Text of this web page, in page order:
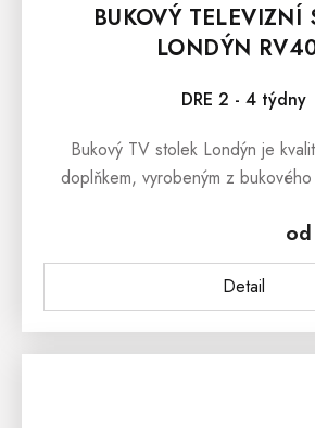
BUKOVÝ TELEVIZNÍ
LONDÝN
DRE 2 - 4 týdny
od
Detail
Bukový TV stolek Londýn je
doplňkem, vyrobeným z bukového
které ocení nejen ti,